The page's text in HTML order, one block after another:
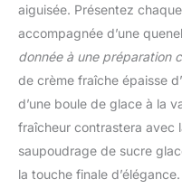
aiguisée. Présentez
accompagnée d’une
donnée à une préparation
de crème fraîche épaisse
d’une boule de glace à la
fraîcheur contrastera avec
saupoudrage de sucre
la touche finale d’élégance.